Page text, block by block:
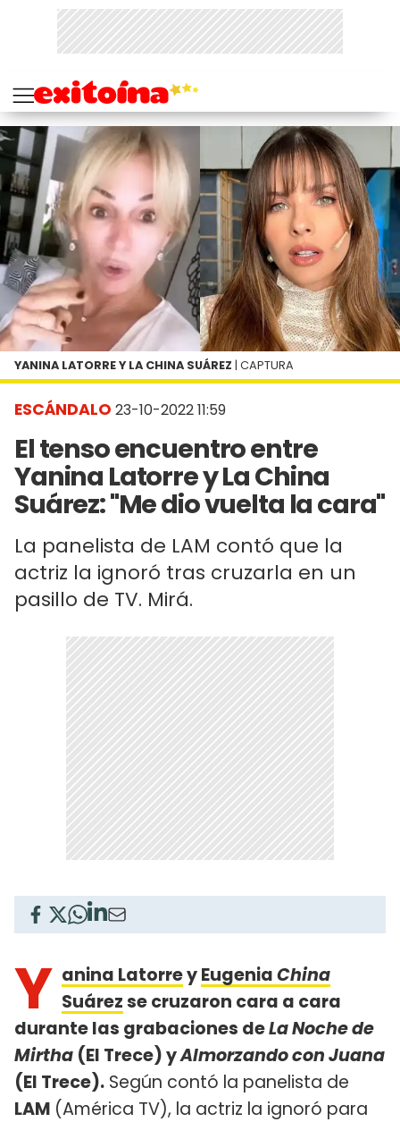
ESCÁNDALO 23-10-2022 11:59
El tenso encuentro entre
Yanina Latorre y La China
Suárez: "Me dio vuelta la cara"
La panelista de LAM contó que la
actriz la ignoró tras cruzarla en un
pasillo de TV. Mirá.
YANINA LATORRE Y LA CHINA SUÁREZ | CAPTURA
Y anina LatorreyEugeniaChina
Suárezse cruzaron cara a cara
durante las grabaciones deLa Noche de
Mirtha (El Trece) yAlmorzando con Juana
(El Trece). Según contó la panelista de
LAM (América TV), la actriz la ignoró para